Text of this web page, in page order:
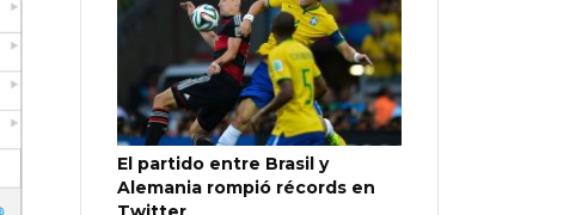
El partido entre Brasil y
Alemania rompió récords en